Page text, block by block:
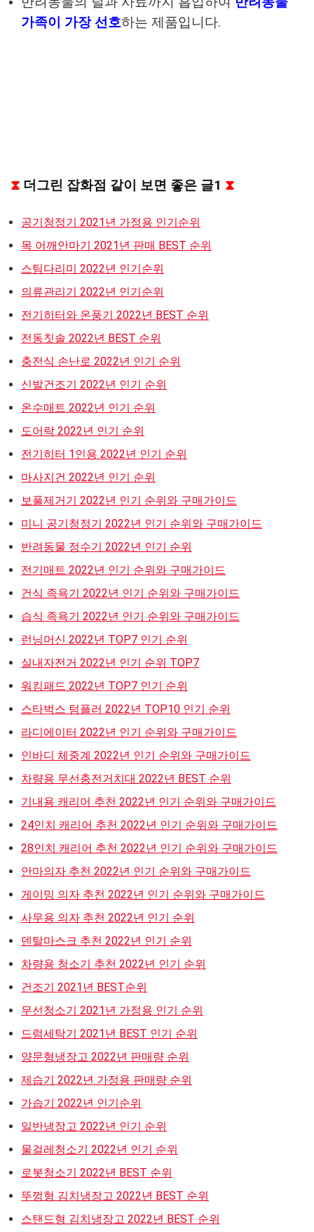
가족이 가장 선호하는 제품입니다.
⧗ 더그린 잡화점 같이 보면 좋은 글1 ⧗
공기청정기 2021년 가정용 인기순위
목 어깨안마기 2021년 판매 BEST 순위
스팀다리미 2022년 인기순위
의류관리기 2022년 인기순위
전기히터와 온풍기 2022년 BEST 순위
전동칫솔 2022년 BEST 순위
충전식 손난로 2022년 인기 순위
신발건조기 2022년 인기 순위
온수매트 2022년 인기 순위
도어락 2022년 인기 순위
전기히터 1인용 2022년 인기 순위
마사지건 2022년 인기 순위
보풀제거기 2022년 인기 순위와 구매가이드
미니 공기청정기 2022년 인기 순위와 구매가이드
반려동물 정수기 2022년 인기 순위
전기매트 2022년 인기 순위와 구매가이드
건식 족욕기 2022년 인기 순위와 구매가이드
습식 족욕기 2022년 인기 순위와 구매가이드
런닝머신 2022년 TOP7 인기 순위
실내자전거 2022년 인기 순위 TOP7
워킹패드 2022년 TOP7 인기 순위
스타벅스 텀플러 2022년 TOP10 인기 순위
라디에이터 2022년 인기 순위와 구매가이드
인바디 체중계 2022년 인기 순위와 구매가이드
차량용 무선충전거치대 2022년 BEST 순위
기내용 캐리어 추천 2022년 인기 순위와 구매가이드
24인치 캐리어 추천 2022년 인기 순위와 구매가이드
28인치 캐리어 추천 2022년 인기 순위와 구매가이드
안마의자 추천 2022년 인기 순위와 구매가이드
게이밍 의자 추천 2022년 인기 순위와 구매가이드
사무용 의자 추천 2022년 인기 순위
덴탈마스크 추천 2022년 인기 순위
차량용 청소기 추천 2022년 인기 순위
건조기 2021년 BEST순위
무선청소기 2021년 가정용 인기 순위
드럼세탁기 2021년 BEST 인기 순위
양문형냉장고 2022년 판매량 순위
제습기 2022년 가정용 판매량 순위
가습기 2022년 인기순위
일반냉장고 2022년 인기 순위
물걸레청소기 2022년 인기 순위
로봇청소기 2022년 BEST 순위
뚜껑형 김치냉장고 2022년 BEST 순위
스탠드형 김치냉장고 2022년 BEST 순위